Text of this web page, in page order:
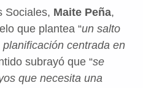
Sociales, Maite Peña,
que plantea “un salto
centrada en
subrayó que “se
que necesita una